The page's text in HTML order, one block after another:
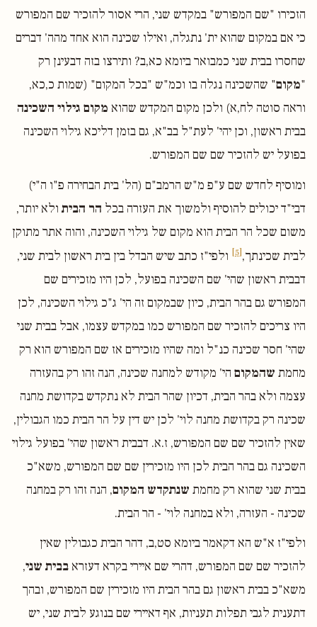
הזכירו "שם המפורש" במקדש שני, הרי אסור להזכיר שם המפורש
כי אם במקום שהוא ית' נתגלה, ואילו שכינה הוא אחד מהה' דברים
שחסרו בבית שני כמבואר ביומא כא,ב? ותירצו בזה דבעינן רק
"מקום" שהשכינה נגלה בו וכמ"ש "בכל המקום" (שמות כ,כא,
וראה סוטה לח,א) ולכן מקום המקדש שהוא מקום גילוי השכינה
בבית ראשון, וכן יהי' לעת"ל בב"א, גם בזמן דליכא גילוי השכינה
בפועל יש להזכיר שם שם המפורש.
ומוסיף לחדש שם ע"פ מ"ש הרמב"ם (הל' בית הבחירה פ"ו ה"י)
דבי"ד יכולים להוסיף ולמשוך את העזרה בכל הר הבית ולא יותר,
משום שכל הר הבית הוא מקום של גילוי השכינה, והוה אתר מתוקן
לבית שכינתך,[5]
ולפי"ז כתב שיש הבדל בין בית ראשון לבית שני,
דבבית ראשון שהי' שם השכינה בפועל, לכן היו מזכירים שם
המפורש גם בהר הבית, כיון שבמקום זה הי' ג"כ גילוי השכינה, לכן
היו צריכים להזכיר שם המפורש כמו במקדש עצמו, אבל בבית שני
שהי' חסר שכינה כנ"ל ומה שהיו מזכירים אז שם המפורש הוא רק
מחמת שהמקום הי' מקודש למחנה שכינה, הנה זהו רק בהעזרה
עצמה ולא בהר הבית, דכיון שהר הבית לא נתקדש בקדושת מחנה
שכינה רק בקדושת מחנה לוי' לכן יש דין על הר הבית כמו הגבולין,
שאין להזכיר שם שם המפורש, ז.א. דבבית ראשון שהי' בפועל גילוי
השכינה גם בהר הבית לכן היו מזכירין שם שם המפורש, משא"כ
בבית שני שהוא רק מחמת שנתקדש המקום, הנה זהו רק במחנה
שכינה - העזרה, ולא במחנה לוי' - הר הבית.
ולפי"ז א"ש הא דקאמר ביומא סט,ב, דהר הבית כגבולין שאין
להזכיר שם שם המפורש, דהרי שם איירי בקרא דעזראבבית שני,
משא"כ בבית ראשון גם בהר הבית היו מזכירין שם המפורש, ובהך
דתענית לגבי תפלות תעניות, אף דאיירי שם בנוגע לבית שני, יש